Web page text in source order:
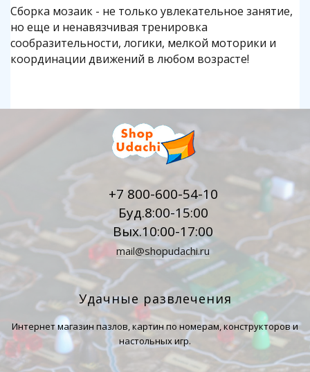
Сборка мозаик - не только увлекательное занятие,
но еще и ненавязчивая тренировка
сообразительности, логики, мелкой моторики и
координации движений в любом возрасте!
+7 800-600-54-10
Буд.8:00-15:00
Вых.10:00-17:00
mail@shopudachi.ru
Удачные развлечения
Интернет магазин пазлов, картин по номерам, конструкторов и
настольных игр.